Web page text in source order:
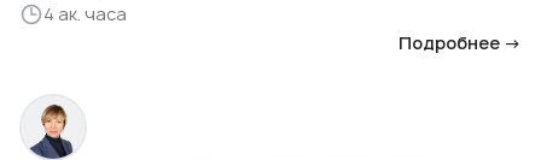
4 ак. часа
Подробнее →